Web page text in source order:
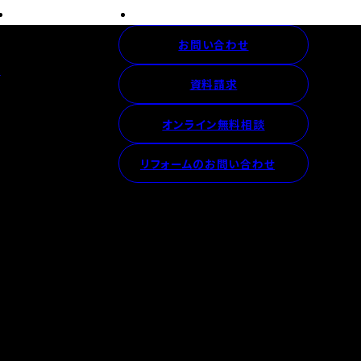
お問い合わせ
資料請求
オンライン無料相談
リフォームのお問い合わせ